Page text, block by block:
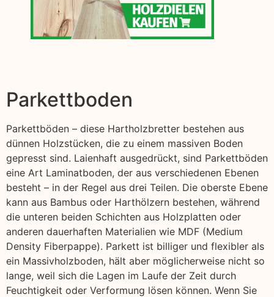
Parkettboden
Parkettböden – diese Hartholzbretter bestehen aus
dünnen Holzstücken, die zu einem massiven Boden
gepresst sind. Laienhaft ausgedrückt, sind Parkettböden
eine Art Laminatboden, der aus verschiedenen Ebenen
besteht – in der Regel aus drei Teilen. Die oberste Ebene
kann aus Bambus oder Harthölzern bestehen, während
die unteren beiden Schichten aus Holzplatten oder
anderen dauerhaften Materialien wie MDF (Medium
Density Fiberpappe). Parkett ist billiger und flexibler als
ein Massivholzboden, hält aber möglicherweise nicht so
lange, weil sich die Lagen im Laufe der Zeit durch
Feuchtigkeit oder Verformung lösen können. Wenn Sie